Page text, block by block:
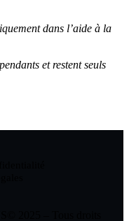
dans l’aide à la
et restent seuls